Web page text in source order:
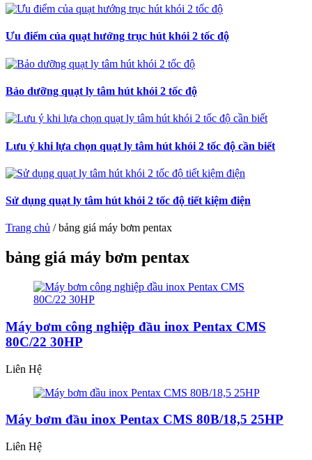
Ưu điểm của quạt hướng trục hút khói 2 tốc độ
Bảo dưỡng quạt ly tâm hút khói 2 tốc độ
Lưu ý khi lựa chọn quạt ly tâm hút khói 2 tốc độ cần biết
Sử dụng quạt ly tâm hút khói 2 tốc độ tiết kiệm điện
Trang chủ /bảng giá máy bơm pentax
bảng giá máy bơm pentax
Máy bơm công nghiệp đầu inox Pentax CMS
80C/22 30HP
Liên Hệ
Máy bơm đầu inox Pentax CMS 80B/18,5 25HP
Liên Hệ